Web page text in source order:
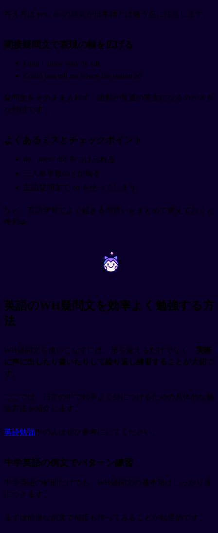
答え方は yes / no の感覚が日本語とは違う点に注意します。
間接疑問文で表現の幅を広げる
I don’t know why he left.
Could you tell me where the station is?
疑問文をそのまま入れず、語順が普通の英文になるのが大き
な特徴です。
よくあるミスとチェックポイント
do / does / did をつけ忘れる
三人称単数の s が残る
主語疑問文で do を使ってしまう
など、英語学習でよく起きる間違いをまとめて覚えておくと
便利🧩
~ ~
英語のWH疑問文を効率よく勉強する方
法
WH疑問文を使いこなすには、形を覚えるだけでなく、 実際
に声に出したり書いたりして繰り返し練習することが大切 で
す。
ここでは、日常の中で効率よく身につけるための具体的な勉
強方法を紹介します。
英語勉強中の人はぜひ参考にしてください。
中学英語の例文でパターン練習
中学英語の範囲だけでも、WH疑問文の基本形はしっかり身
につきます。
まずは簡単な例文で何度も作ってみることが効果的です。